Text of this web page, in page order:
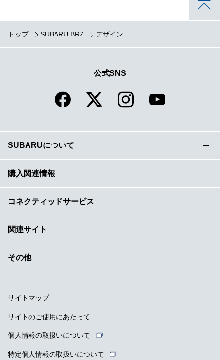
トップ SUBARU BRZ デザイン
公式SNS
SUBARUについて
購入関連情報
コネクティッドサービス
関連サイト
その他
サイトマップ
サイトのご使用にあたって
個人情報の取扱いについて
特定個人情報の取扱いについて